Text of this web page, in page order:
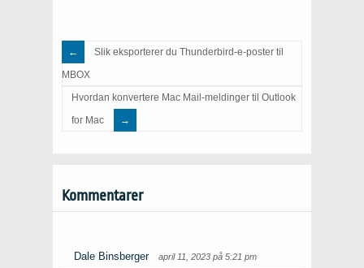
Slik eksporterer du Thunderbird-e-poster til
MBOX
Hvordan konvertere Mac Mail-meldinger til Outlook
for Mac
Kommentarer
Dale Binsberger april 11, 2023 på 5:21 pm